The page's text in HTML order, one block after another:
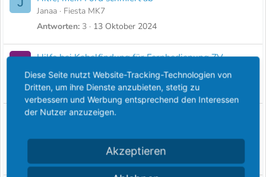
Janaa
Fiesta MK7
Antworten 3 13 Oktober 2024
L Hilfe bei Kabelfindung für Fernbedienung ZV
Lisa1232000
Sierra MK3
Antworten 0 12 September 2024
Hilfe bei der Suche nach einem Teil - Scorpio
Messibeer Scorpio MK1
8 November 2023
Diese Seite nutzt Website-Tracking-Technologien von
Dritten, um ihre Dienste anzubieten, stetig zu
verbessern und Werbung entsprechend den Interessen
der Nutzer anzuzeigen.
Akzeptieren